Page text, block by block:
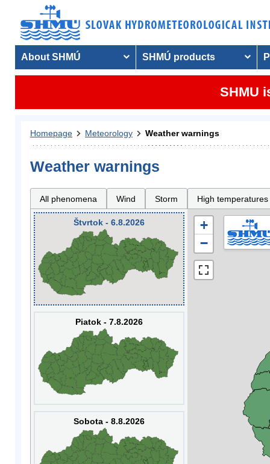
About SHMÚ SHMÚ products
SHMU
Homepage Meteorology Weather warnings
Weather warnings
All phenomena Wind Storm High temperatures
Štvrtok - 6.8.2026
Piatok - 7.8.2026
Sobota - 8.8.2026
+
−